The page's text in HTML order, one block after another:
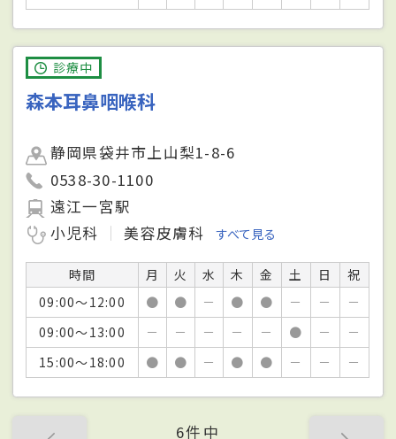
診療中
森本耳鼻咽喉科
静岡県袋井市上山梨1-8-6
0538-30-1100
遠江一宮駅
小児科
美容皮膚科 すべて見る
時間 月 火 水 木 金 土 日
祝
09:00～12:00
● ● － ● ● － －
－
09:00～13:00
－ － － － － ● －
－
15:00～18:00
● ● － ● ● － － －
6件中